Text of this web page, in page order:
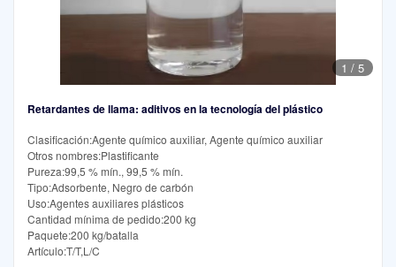
1 / 5
Retardantes de llama: aditivos en la tecnología del plástico
Clasificación:Agente químico auxiliar, Agente químico auxiliar
Otros nombres:Plastificante
Pureza:99,5 % mín., 99,5 % mín.
Tipo:Adsorbente, Negro de carbón
Uso:Agentes auxiliares plásticos
Cantidad mínima de pedido:200 kg
Paquete:200 kg/batalla
Artículo:T/T,L/C